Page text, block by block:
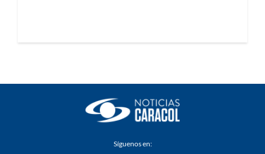
Síguenos en: